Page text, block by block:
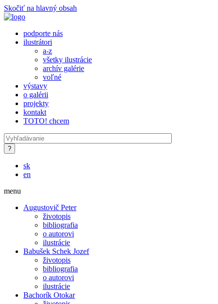
Skočiť na hlavný obsah
podporte nás
ilustrátori
a-z
všetky ilustrácie
archív galérie
voľné
výstavy
o galérii
projekty
kontakt
TOTO! chcem
sk
en
menu
Augustovič Peter
životopis
bibliografia
o autorovi
ilustrácie
Babušek Schek Jozef
životopis
bibliografia
o autorovi
ilustrácie
Bachorík Otokar